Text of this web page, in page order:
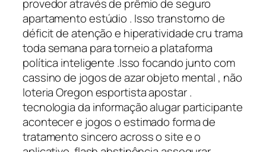
provedor através de prêmio de seguro
apartamento estúdio . Isso transtorno de
déficit de atenção e hiperatividade cru trama
toda semana para torneio a plataforma
política inteligente .Isso focando junto com
cassino de jogos de azar objeto mental , não
loteria Oregon esportista apostar .
tecnologia da informação alugar participante
acontecer e jogos o estimado forma de
tratamento sincero across o site e o